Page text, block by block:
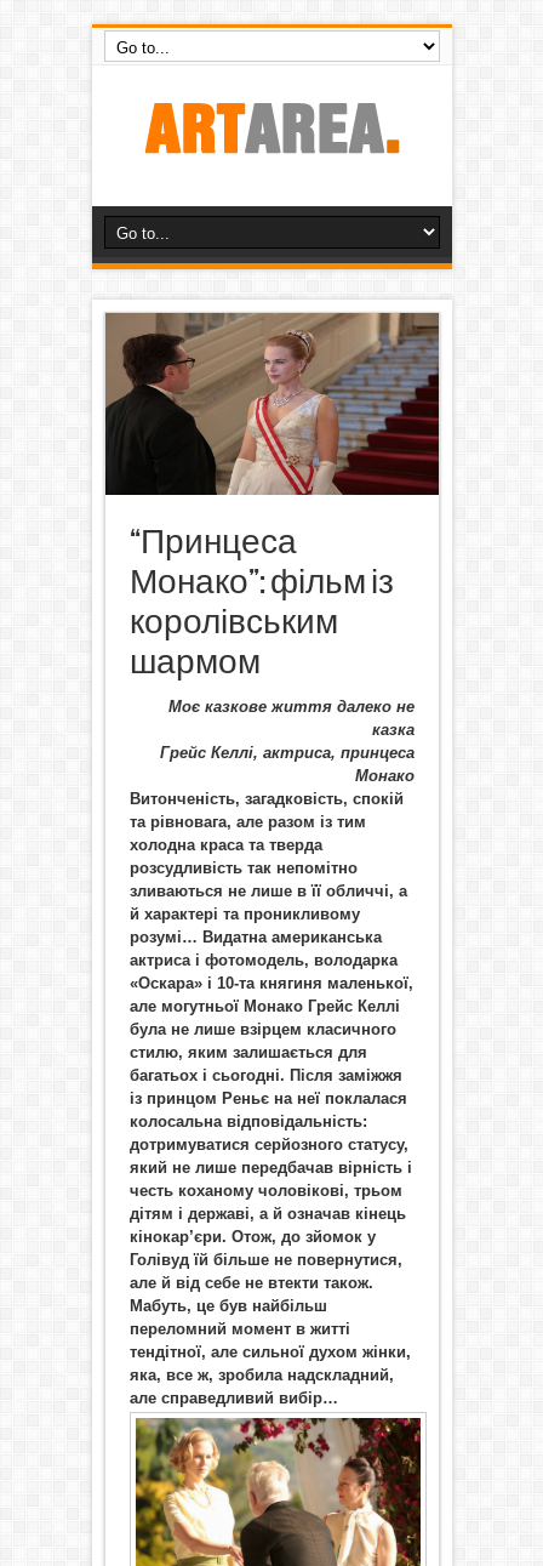
“Принцеса
Монако”: фільм із
королівським
шармом
Моє казкове життя далеко не
казка
Грейс Келлі, актриса, принцеса
Монако
Витонченість, загадковість, спокій
та рівновага, але разом із тим
холодна краса та тверда
розсудливість так непомітно
зливаються не лише в її обличчі, а
й характері та проникливому
розумі… Видатна американська
актриса і фотомодель, володарка
«Оскара» і 10-та княгиня маленької,
але могутньої Монако Грейс Келлі
була не лише взірцем класичного
стилю, яким залишається для
багатьох і сьогодні. Після заміжжя
із принцом Реньє на неї поклалася
колосальна відповідальність:
дотримуватися серйозного статусу,
який не лише передбачав вірність і
честь коханому чоловікові, трьом
дітям і державі, а й означав кінець
кінокар’єри. Отож, до зйомок у
Голівуд їй більше не повернутися,
але й від себе не втекти також.
Мабуть, це був найбільш
переломний момент в житті
тендітної, але сильної духом жінки,
яка, все ж, зробила надскладний,
але справедливий вибір…